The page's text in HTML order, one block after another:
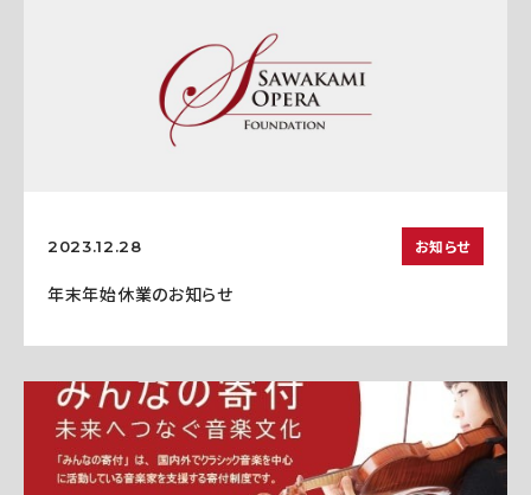
2023.12.28 お知らせ
年末年始休業のお知らせ